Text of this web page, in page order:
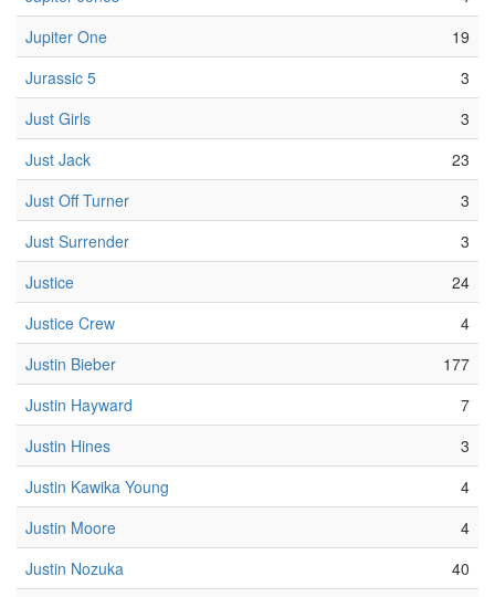
Jupiter One
19
Jurassic 5
3
Just Girls
3
Just Jack
23
Just Off Turner
3
Just Surrender
3
Justice
24
Justice Crew
4
Justin Bieber
177
Justin Hayward
7
Justin Hines
3
Justin Kawika Young
4
Justin Moore
4
Justin Nozuka
40